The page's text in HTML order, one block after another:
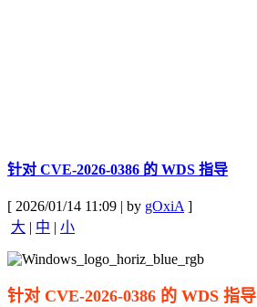
针对 CVE-2026-0386 的 WDS 指导
[ 2026/01/14 11:09 | by gOxiA]
大 | 中 | 小
针对 CVE-2026-0386 的 WDS 指导